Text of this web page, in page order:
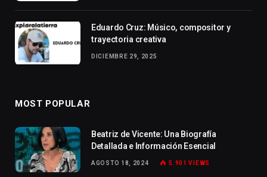
Eduardo Cruz: Músico, compositor y
trayectoria creativa
DICIEMBRE 29, 2025
MOST POPULAR
Beatriz de Vicente: Una Biografía
Detallada e Información Esencial
AGOSTO 18, 2024 5.901VIEWS